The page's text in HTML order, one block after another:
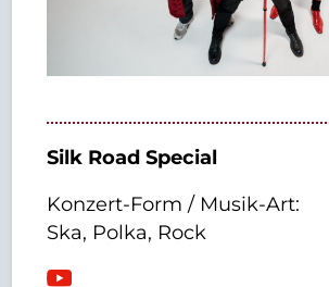
Silk Road Special
Konzert-Form / Musik-Art:
Ska, Polka, Rock